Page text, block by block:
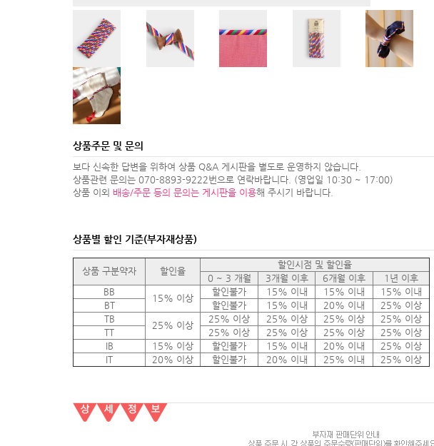
상품주문 및 문의
보다 신속한 답변을 위하여 상품 Q&A 게시판을 별도로 운영하지 않습니다.
상품관련 문의는 070-8893-9222번으로 연락바랍니다. (영업일 10:30 ~ 17:00)
상품 이외 배송/주문 등의 문의는 게시판을 이용해 주시기 바랍니다.
상품별 할인 기준(부자재상품)
상품 구분약자 할인율
할인시점 및 할인율
0 ~ 3 개월
3개월 이후 6개월 이후
1년 이후
BB
15% 이상
할인불가 15% 이내 15% 이내
15% 이내
BT
할인불가 15% 이내 20% 이내
25% 이상
TB
25% 이상
25% 이상 25% 이상 25% 이상
25% 이상
TT
25% 이상 25% 이상 25% 이상
25% 이상
IB
15% 이상 할인불가 15% 이내 20% 이내
25% 이상
IT
20% 이상 할인불가 20% 이내 25% 이내 25% 이상